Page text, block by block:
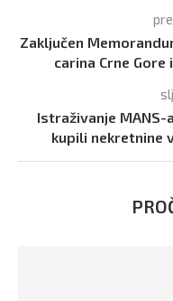
Zaključen
carina Crne
Istraživanje
kupili nekretnine